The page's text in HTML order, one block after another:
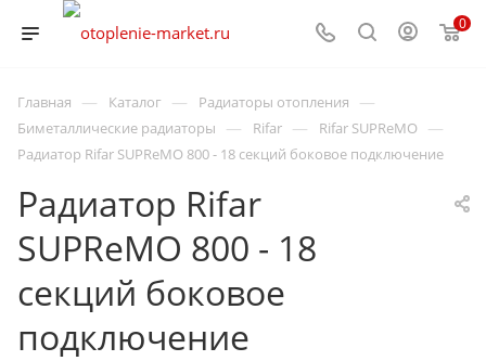
0
Главная — Каталог — Радиаторы отопления —
Биметаллические радиаторы — Rifar — Rifar SUPReMO —
Радиатор Rifar SUPReMO 800 - 18 секций боковое подключение
Радиатор Rifar
SUPReMO 800 - 18
секций боковое
подключение